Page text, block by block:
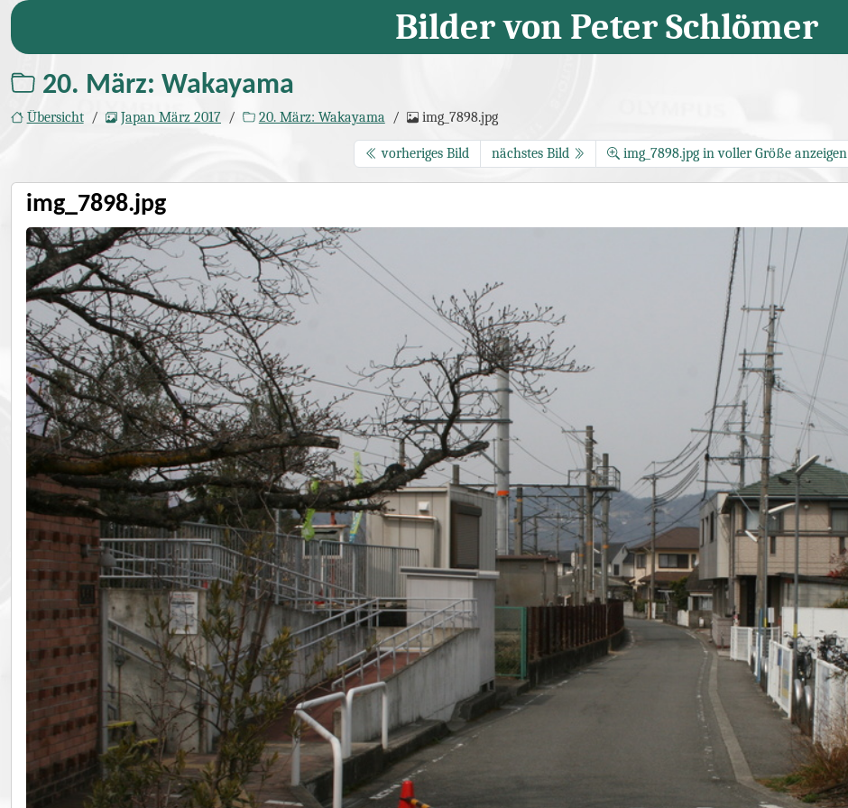
Bilder von Peter Schlömer
20. März: Wakayama
Übersicht Japan März 2017 20. März: Wakayama img_7898.jpg
vorheriges Bild nächstes Bild img_7898.jpg in voller Größe anzeigen
img_7898.jpg